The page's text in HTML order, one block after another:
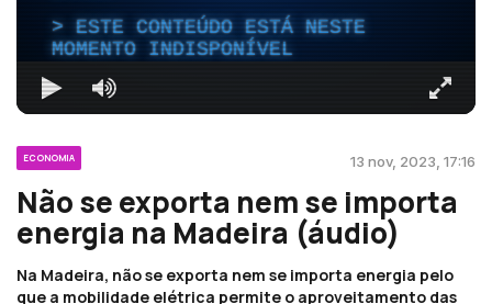
ESTE CONTEÚDO ESTÁ NESTE
MOMENTO INDISPONÍVEL
ECONOMIA 13 nov, 2023, 17:16
Não se exporta nem se importa
energia na Madeira (áudio)
Na Madeira, não se exporta nem se importa energia pelo
que a mobilidade elétrica permite o aproveitamento das